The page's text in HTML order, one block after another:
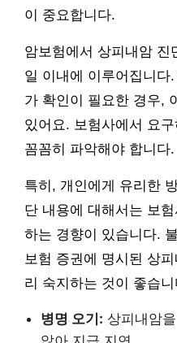
이 중요합니다.
암보험에서 상피내암 진
일 이내에 이루어집니다
가 확인이 필요한 경우,
있어요. 보험사에서 요
꼼꼼히 파악해야 합니다.
특히, 개인에게 유리한
단 내용에 대해서는 보
하는 경향이 있습니다.
보험 증권에 명시된 상
리 숙지하는 것이 좋습니
병명 오기: 상피내암